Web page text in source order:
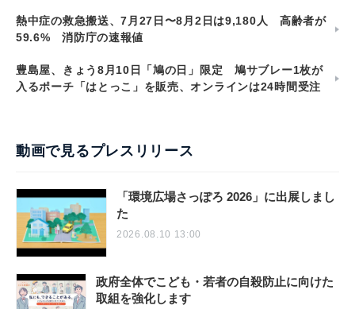
熱中症の救急搬送、7月27日〜8月2日は9,180人 高齢者が
59.6% 消防庁の速報値
豊島屋、きょう8月10日「鳩の日」限定 鳩サブレー1枚が
入るポーチ「はとっこ」を販売、オンラインは24時間受注
動画で見るプレスリリース
「環境広場さっぽろ 2026」に出展しまし
た
2026.08.10 13:00
政府全体でこども・若者の自殺防止に向けた
取組を強化します